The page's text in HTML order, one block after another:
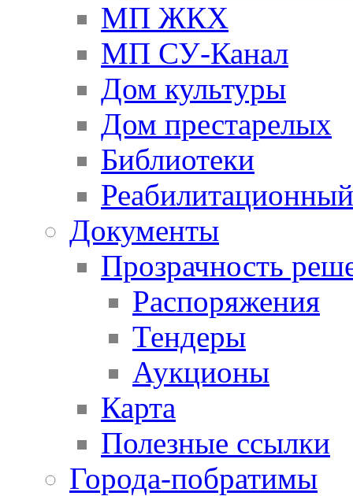
МП ЖКХ
МП СУ-Канал
Дом культуры
Дом престарелых
Библиотеки
Документы
Прозрачность
Распоряжения
Тендеры
Аукционы
Карта
Полезные ссылки
Города-побратимы